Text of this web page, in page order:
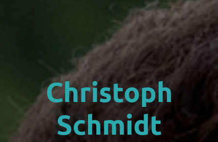
Christoph
Schmidt